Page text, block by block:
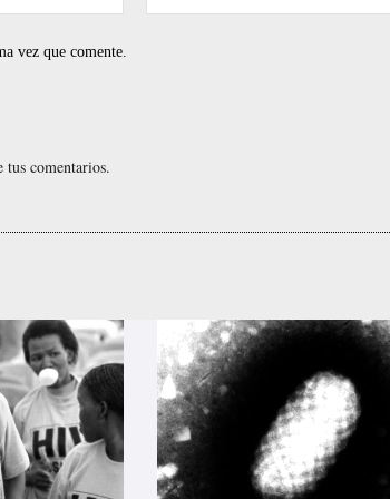
electrónico:*
vez que comente.
tus comentarios.